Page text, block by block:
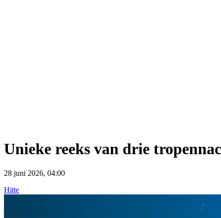
Unieke reeks van drie
28 juni 2026, 04:00
Hitte